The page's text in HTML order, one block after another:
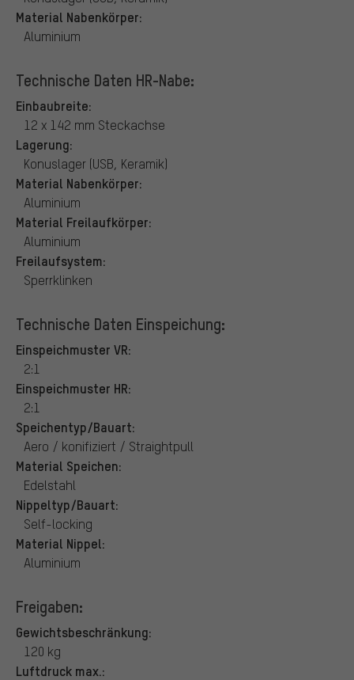
Material Nabenkörper:
Aluminium
Technische Daten HR-Nabe:
Einbaubreite:
12 x 142 mm Steckachse
Lagerung:
Konuslager (USB, Keramik)
Material Nabenkörper:
Aluminium
Material Freilaufkörper:
Aluminium
Freilaufsystem:
Sperrklinken
Technische Daten Einspeichung:
Einspeichmuster VR:
2:1
Einspeichmuster HR:
2:1
Speichentyp/Bauart:
Aero / konifiziert / Straightpull
Material Speichen:
Edelstahl
Nippeltyp/Bauart:
Self-locking
Material Nippel:
Aluminium
Freigaben:
Gewichtsbeschränkung:
120 kg
Luftdruck max.: